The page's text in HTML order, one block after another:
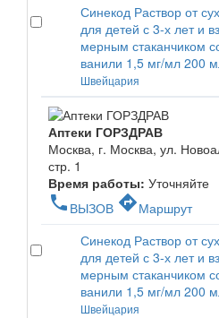
Синекод Раствор от
для детей с 3-х лет и
мерным стаканчиком
ванили 1,5 мг/мл 200
Швейцария
Аптеки ГОРЗДРАВ
Москва, г. Москва, ул.
стр. 1
Время работы: Уточняйте
phone ВЫЗОВ directionsМаршрут
Синекод Раствор от
для детей с 3-х лет и
мерным стаканчиком
ванили 1,5 мг/мл 200
Швейцария